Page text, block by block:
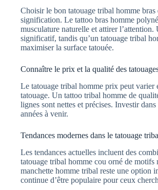
Choisir le bon tatouage tribal homme
signification. Le tattoo bras homme
musculature naturelle et attirer
significatif, tandis qu’un tatouage tribal
maximiser la surface tatouée.
Connaître le prix et la qualité des
Le tatouage tribal homme prix peut
tatouage. Un tattoo tribal homme de
lignes sont nettes et précises. Investir
années à venir.
Tendances modernes dans le tatouage
Les tendances actuelles incluent des
tatouage tribal homme cou orné de motifs
manchette homme tribal reste une option
continue d’être populaire pour ceux